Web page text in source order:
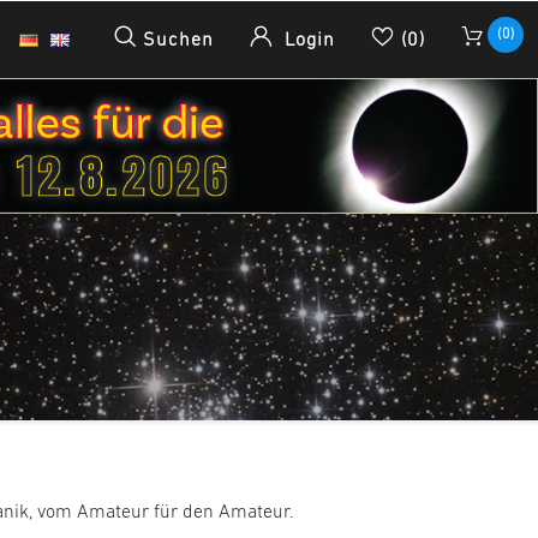
Suchen Login (0) (0)
vom Amateur für den Amateur.